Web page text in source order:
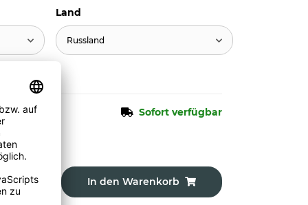
Land
Russland
Sofort verfügbar
In den Warenkorb